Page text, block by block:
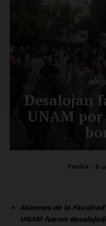
Desalojan
UNAM por
Fecha: 6
Alumnos de la
UNAM fueron